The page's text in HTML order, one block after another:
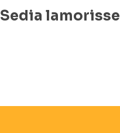
Sedia lamorisse